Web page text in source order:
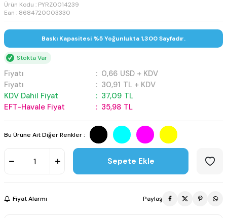
Ürün Kodu : PYRZ0014239
Ean : 8684720003330
Baskı Kapasitesi %5 Yoğunlukta 1,300 Sayfadır.
Stokta Var
Fiyatı : 0,66 USD + KDV
Fiyatı
: 30,91 TL + KDV
KDV Dahil Fiyat
: 37,09 TL
EFT-Havale Fiyat
: 35,98 TL
Bu Ürüne Ait Diğer Renkler :
Sepete Ekle
Fiyat Alarmı Paylaş